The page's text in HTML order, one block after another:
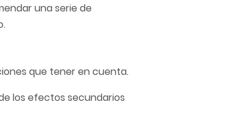
una serie de
que tener en cuenta.
los efectos secundarios